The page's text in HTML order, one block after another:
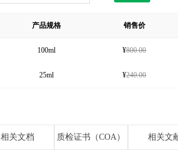
产品规格 销售价
100ml ¥800.00
25ml ¥240.00
相关文档 质检证书（COA） 相关文